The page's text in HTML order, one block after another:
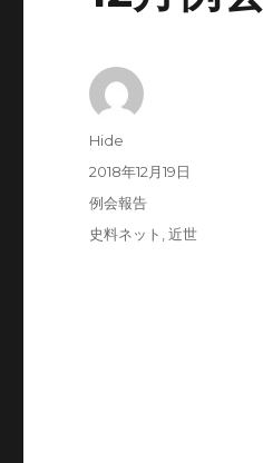
投
Hide
投
稿
2018年12月19日
カ
テ
例会報告
タ
史料ネット ,近世